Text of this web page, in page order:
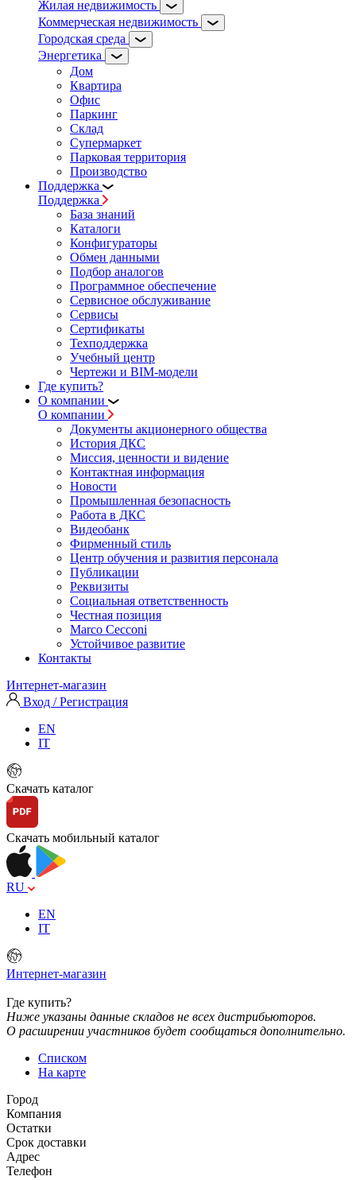
Жилая недвижимость
Коммерческая недвижимость
Городская среда
Энергетика
Дом
Квартира
Офис
Паркинг
Склад
Супермаркет
Парковая территория
Производство
Поддержка
Поддержка
База знаний
Каталоги
Конфигураторы
Обмен данными
Подбор аналогов
Программное обеспечение
Сервисное обслуживание
Сервисы
Сертификаты
Техподдержка
Учебный центр
Чертежи и BIM-модели
Где купить?
О компании
О компании
Документы акционерного общества
История ДКС
Миссия, ценности и видение
Контактная информация
Новости
Промышленная безопасность
Работа в ДКС
Видеобанк
Фирменный стиль
Центр обучения и развития персонала
Публикации
Реквизиты
Социальная ответственность
Честная позиция
Marco Cecconi
Устойчивое развитие
Контакты
Интернет-магазин
Вход / Регистрация
EN
IT
Скачать каталог
Скачать мобильный каталог
RU
EN
IT
Интернет-магазин
Где купить?
Ниже указаны данные складов не всех дистрибьюторов.
О расширении участников будет сообщаться дополнительно.
Списком
На карте
Город
Компания
Остатки
Срок доставки
Адрес
Телефон